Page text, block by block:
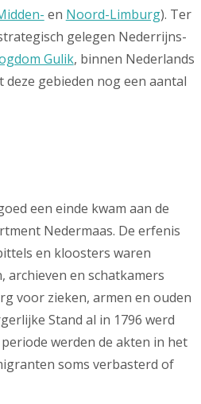
en Noord-Limburg). Ter
gelegen Nederrijns-
Gulik, binnen Nederlands
gebieden nog een aantal
een einde kwam aan de
Nedermaas. De erfenis
en kloosters waren
en schatkamers
voor zieken, armen en ouden
Stand al in 1796 werd
werden de akten in het
soms verbasterd of